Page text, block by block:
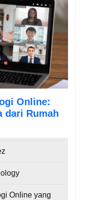
Online:
dari Rumah
Online yang